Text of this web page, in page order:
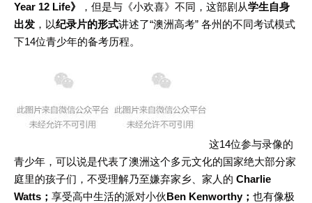
Year 12 Life》
，但是与《小欢喜》不同，这部剧从学生自身
出发 ，以纪录片的形式讲述了“澳洲高考” 各州的不同考试模式
下14位青少年的备考历程。
这14位参与录像的
青少年，可以说是代表了澳洲这个多元文化的国家绝大部分家
庭里的孩子们，不受理解乃至嫌弃家乡、家人的 Charlie
Watts； 享受高中生活的派对小伙Ben Kenworthy； 也有像极